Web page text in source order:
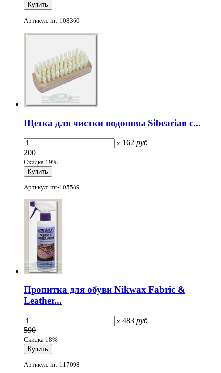
Артикул: mt-108360
Щетка для чистки подошвы Sibearian с...
x 162 руб
200
Скидка 19%
Артикул: mt-105589
Пропитка для обуви Nikwax Fabric &
Leather...
x 483 руб
590
Скидка 18%
Артикул: mt-117098